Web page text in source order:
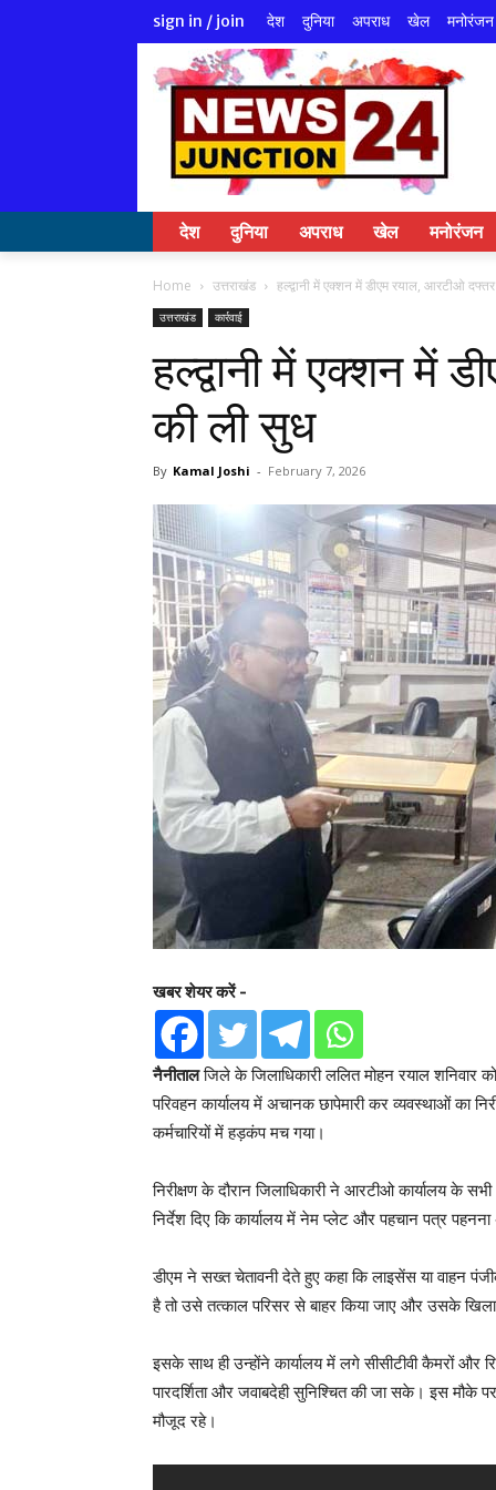
sign in / join देश दुनिया अपराध खेल मनोरंजन
देश दुनिया अपराध खेल मनोरंजन
Home उत्तराखंड हल्द्वानी में एक्शन में डीएम रयाल, आरटीओ
उत्तराखंड कार्रवाई
हल्द्वानी में एक्शन में
की ली सुध
By Kamal Joshi - February 7, 2026
खबर शेयर करें -
नैनीतालजिले के जिलाधिकारी ललित मोहन रयाल शनिवार
परिवहन कार्यालय में अचानक छापेमारी कर व्यवस्थाओं का
कर्मचारियों में हड़कंप मच गया।
निरीक्षण के दौरान जिलाधिकारी ने आरटीओ कार्यालय के
निर्देश दिए कि कार्यालय में नेम प्लेट और पहचान पत्र पहनना
डीएम ने सख्त चेतावनी देते हुए कहा कि लाइसेंस या वाहन
है तो उसे तत्काल परिसर से बाहर किया जाए और उसके
इसके साथ ही उन्होंने कार्यालय में लगे सीसीटीवी कैमरों और
पारदर्शिता और जवाबदेही सुनिश्चित की जा सके। इस मौके
मौजूद रहे।